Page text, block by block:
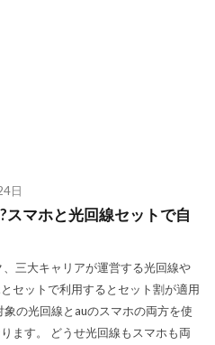
日
スマホと光回線セットで自
三大キャリアが運営する光回線や
セットで利用するとセット割が適用
の光回線とauのスマホの両方を使
ます。 どうせ光回線もスマホも両